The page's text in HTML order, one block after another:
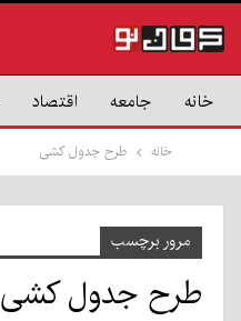
خانه جامعه اقتصاد
خانه طرح جدول کشی
مرور برچسب
طرح جدول کشی